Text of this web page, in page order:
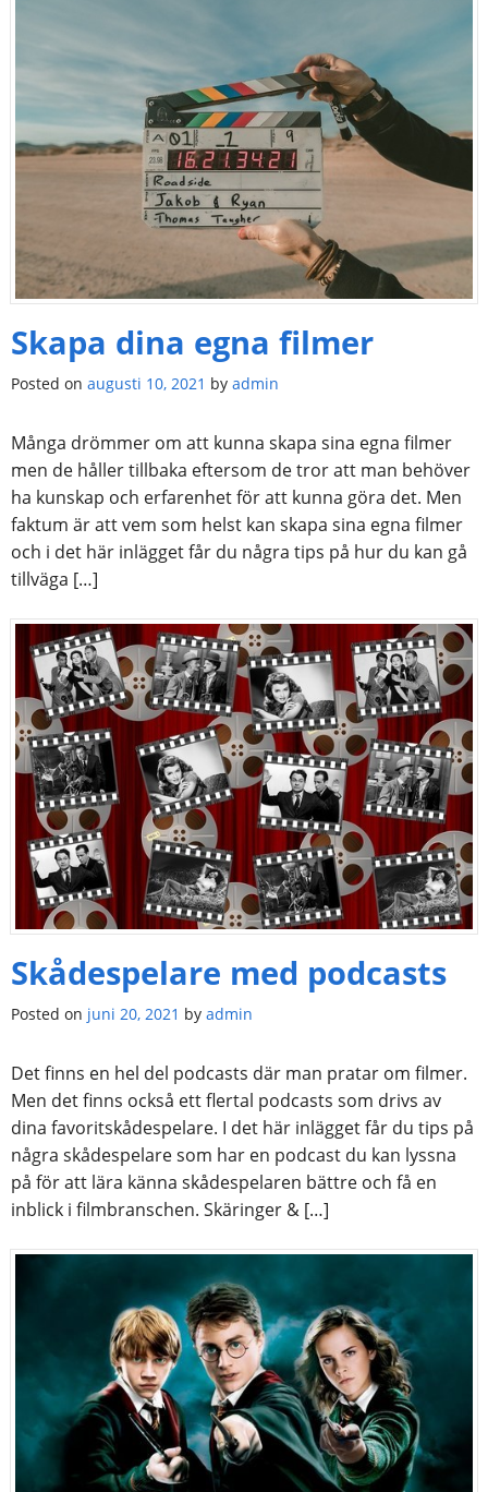
Skapa dina egna filmer
Posted on augusti 10, 2021 by admin
Många drömmer om att kunna skapa sina egna filmer
men de håller tillbaka eftersom de tror att man behöver
ha kunskap och erfarenhet för att kunna göra det. Men
faktum är att vem som helst kan skapa sina egna filmer
och i det här inlägget får du några tips på hur du kan gå
tillväga […]
Skådespelare med podcasts
Posted on juni 20, 2021 by admin
Det finns en hel del podcasts där man pratar om filmer.
Men det finns också ett flertal podcasts som drivs av
dina favoritskådespelare. I det här inlägget får du tips på
några skådespelare som har en podcast du kan lyssna
på för att lära känna skådespelaren bättre och få en
inblick i filmbranschen. Skäringer & […]